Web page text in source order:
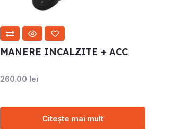
MANERE INCALZITE + ACC
260.00 lei
Citește mai mult